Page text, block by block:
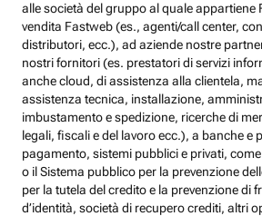
alle società del gruppo al quale appartiene
vendita Fastweb (es., agenti/call center,
distributori, ecc.), ad aziende nostre
nostri fornitori (es. prestatori di servizi
anche cloud, di assistenza alla clientela,
assistenza tecnica, installazione,
imbustamento e spedizione, ricerche di
legali, fiscali e del lavoro ecc.), a banche e
pagamento, sistemi pubblici e privati,
o il Sistema pubblico per la prevenzione
per la tutela del credito e la prevenzione di
d’identità, società di recupero crediti, altri